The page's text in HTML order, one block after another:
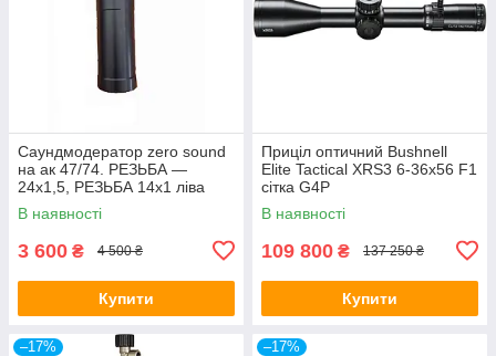
Саундмодератор zero sound
на ак 47/74. РЕЗЬБА —
24х1,5, РЕЗЬБА 14х1 ліва
В наявності
3 600 ₴ 4 500 ₴
Купити
Приціл оптичний Bushnell
Elite Tactical XRS3 6-36x56 F1
сітка G4P
В наявності
109 800 ₴ 137 250 ₴
Купити
–17% –17%